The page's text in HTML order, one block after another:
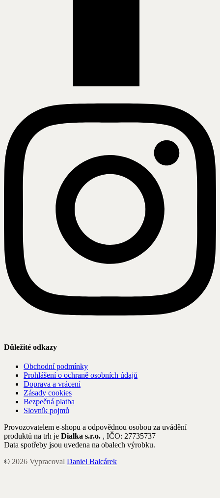
Důležité odkazy
Obchodní podmínky
Prohlášení o ochraně osobních údajů
Doprava a vrácení
Zásady cookies
Bezpečná platba
Slovník pojmů
Provozovatelem e-shopu a odpovědnou osobou za uvádění
produktů na trh je Dialka s.r.o. , IČO: 27735737
Data spotřeby jsou uvedena na obalech výrobku.
© 2026 Vypracoval Daniel Balcárek